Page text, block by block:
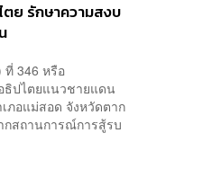
ย รักษาความสงบ
ที่ 346 หรือ
ธิปไตยแนวชายแดน
ภอแม่สอด จังหวัดตาก
สถานการณ์การสู้รบ